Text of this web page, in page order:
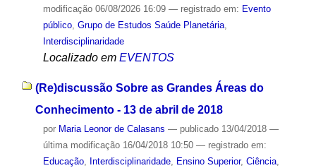
modificação06/08/2026 16:09 — registrado em: Evento
público, Grupo de Estudos Saúde Planetária,
Interdisciplinaridade
Localizado em EVENTOS
(Re)discussão Sobre as Grandes Áreas do
Conhecimento - 13 de abril de 2018
por Maria Leonor de Calasans — publicado13/04/2018 —
última modificação16/04/2018 10:50 — registrado em:
Educação, Interdisciplinaridade, Ensino Superior, Ciência,